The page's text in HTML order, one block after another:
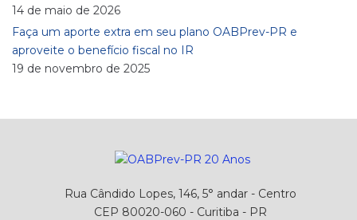
14 de maio de 2026
Faça um aporte extra em seu plano OABPrev-PR e
aproveite o benefício fiscal no IR
19 de novembro de 2025
Rua Cândido Lopes, 146, 5° andar - Centro
CEP 80020-060 - Curitiba - PR